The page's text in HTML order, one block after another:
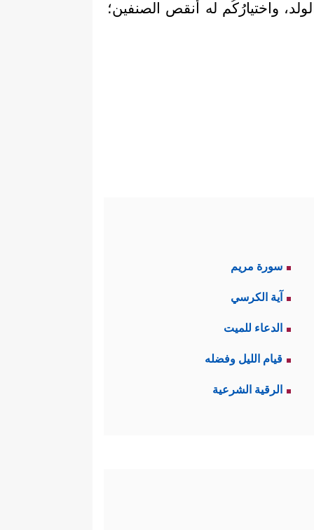
واختيارُكُم له أنقص الصنفين؛
سورة مريم
آية الكرسي
الدعاء للميت
قيام الليل وفضله
الرقية الشرعية